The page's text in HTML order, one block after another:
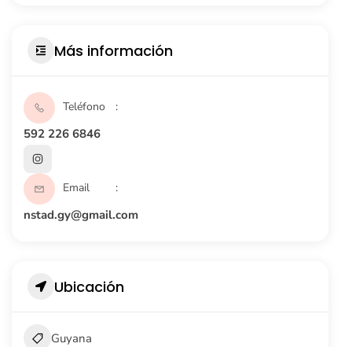
Más información
Teléfono
592 226 6846
Email
nstad.gy@gmail.com
Ubicación
Guyana